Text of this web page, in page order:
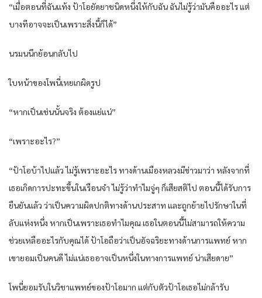
“เมื่อตอนที่ฉันแท้ง ป้าโอยัดยาชนิดหนึ่งให้กับฉัน ฉันไม่รู้ว่ามันคืออะไร แต่
บางทีอาจจะเป็นเพราะสิ่งนี้ก็ได้”
นรมนนึกย้อนกลับไป
ใบหน้าของโพนี่เหยเกผิดรูป
“หากเป็นเช่นนั้นจริง ต้องแย่แน่”
“เพราะอะไร?”
“ป้าโอบ้าไปแล้ว ไม่รู้เพราะอะไร ทางด้านเมืองหลวงมีข่าวมาว่า หลังจากที่
เธอเกิดการปะทะขึ้นในเรือนจำ ไม่รู้ว่าทำไมจู่ๆ ก็เสียสติไป ตอนนี้ได้รับการ
ยืนยันแล้ว ว่าเป็นความผิดปกติทางด้านประสาท และถูกย้ายไปรักษาในที่
ลับแห่งหนึ่ง หากเป็นเพราะเธอทำไมคุณ เธอในตอนนี้ไม่สามารถให้ความ
ช่วยเหลืออะไรกับคุณได้ ป้าโอถือว่าเป็นอัจฉริยะทางด้านการแพทย์ หาก
เขายอมเป็นคนดี ไม่แน่เธออาจเป็นหนึ่งในทางการแพทย์ น่าเสียดาย”
โพนี่ยอมรับในวิชาแพทย์ของป้าโอมาก แต่กับตัวป้าโอเธอไม่กล้ารับ